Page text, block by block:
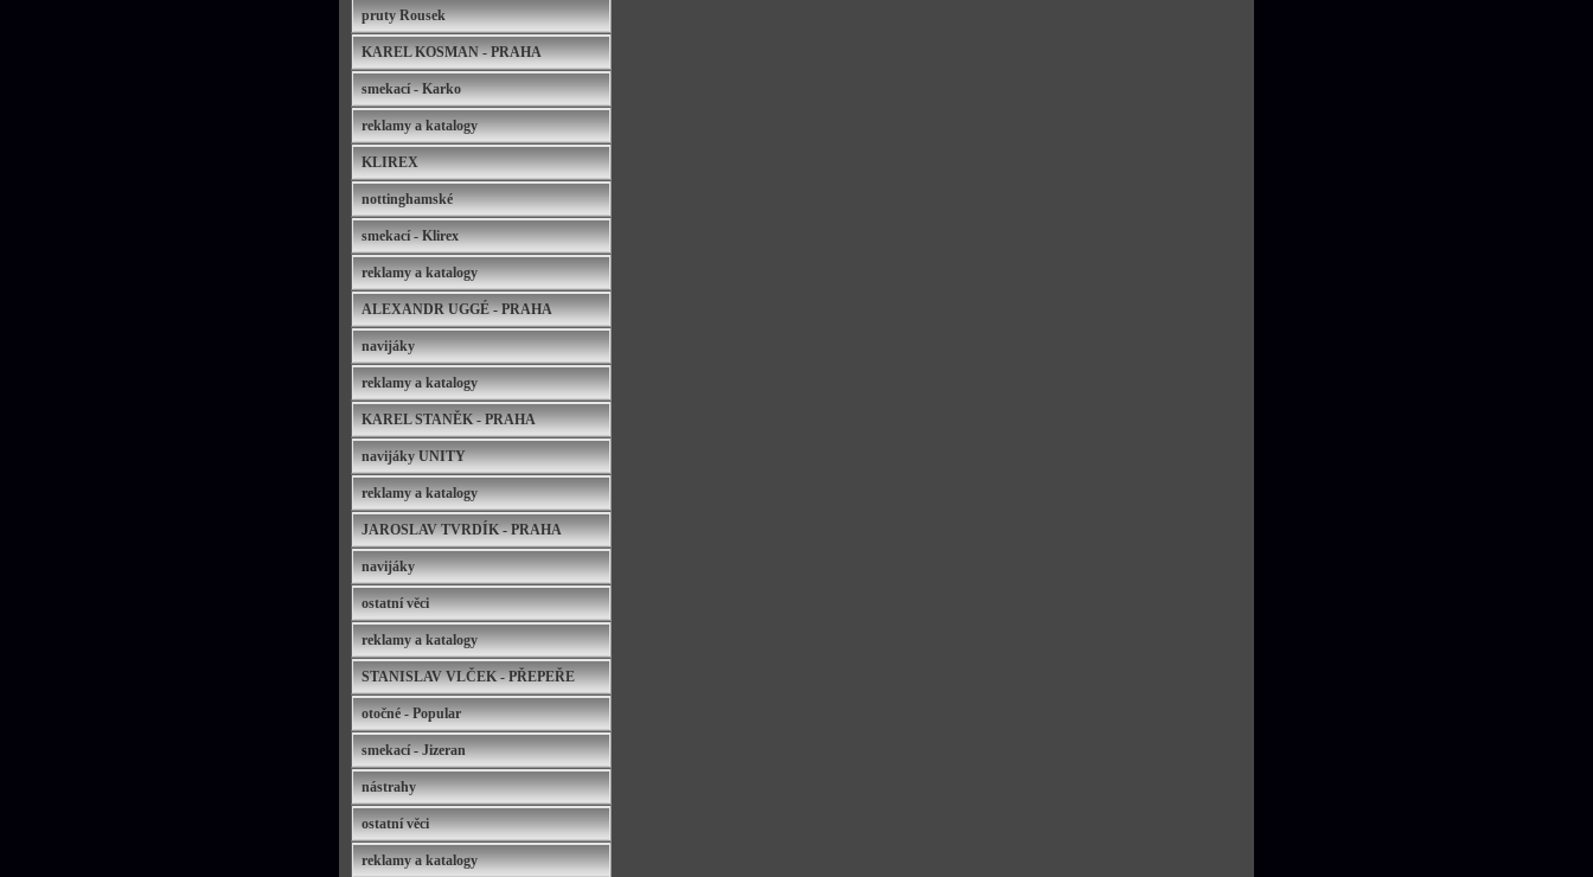
pruty Rousek
KAREL KOSMAN - PRAHA
smekací - Karko
reklamy a katalogy
KLIREX
nottinghamské
smekací - Klirex
reklamy a katalogy
ALEXANDR UGGÉ - PRAHA
navijáky
reklamy a katalogy
KAREL STANĚK - PRAHA
navijáky UNITY
reklamy a katalogy
JAROSLAV TVRDÍK - PRAHA
navijáky
ostatní věci
reklamy a katalogy
STANISLAV VLČEK - PŘEPEŘE
otočné - Popular
smekací - Jizeran
nástrahy
ostatní věci
reklamy a katalogy